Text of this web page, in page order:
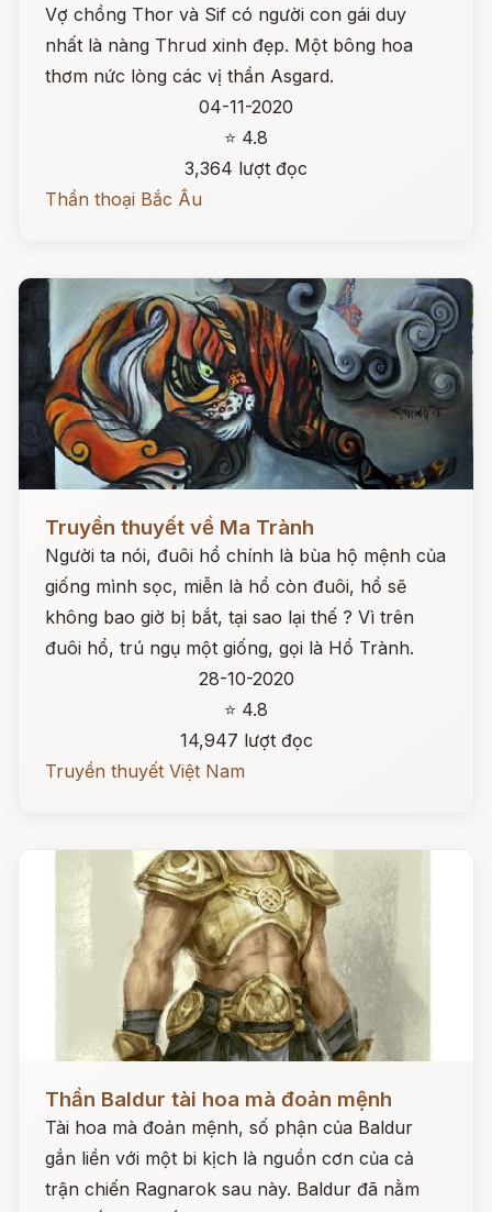
Vợ chồng Thor và Sif có người con gái duy
nhất là nàng Thrud xinh đẹp. Một bông hoa
thơm nức lòng các vị thần Asgard.
04-11-2020
⭐ 4.8
3,364 lượt đọc
Thần thoại Bắc Âu
Đọc ngay
Truyền thuyết về Ma Trành
Người ta nói, đuôi hổ chính là bùa hộ mệnh của
giống mình sọc, miễn là hổ còn đuôi, hổ sẽ
không bao giờ bị bắt, tại sao lại thế ? Vì trên
đuôi hổ, trú ngụ một giống, gọi là Hổ Trành.
28-10-2020
⭐ 4.8
14,947 lượt đọc
Truyền thuyết Việt Nam
Đọc ngay
Thần Baldur tài hoa mà đoản mệnh
Tài hoa mà đoản mệnh, số phận của Baldur
gắn liền với một bi kịch là nguồn cơn của cả
trận chiến Ragnarok sau này. Baldur đã nằm